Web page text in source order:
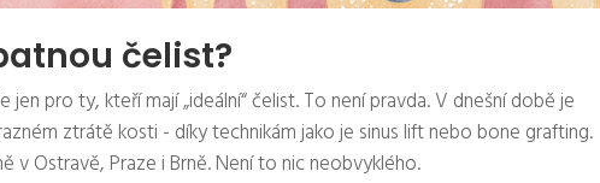
čelist?
jen pro ty, kteří mají „ideální“ čelist. To není pravda. V dnešní době je
ztrátě kosti - díky technikám jako je sinus lift nebo bone grafting.
v Ostravě, Praze i Brně. Není to nic neobvyklého.